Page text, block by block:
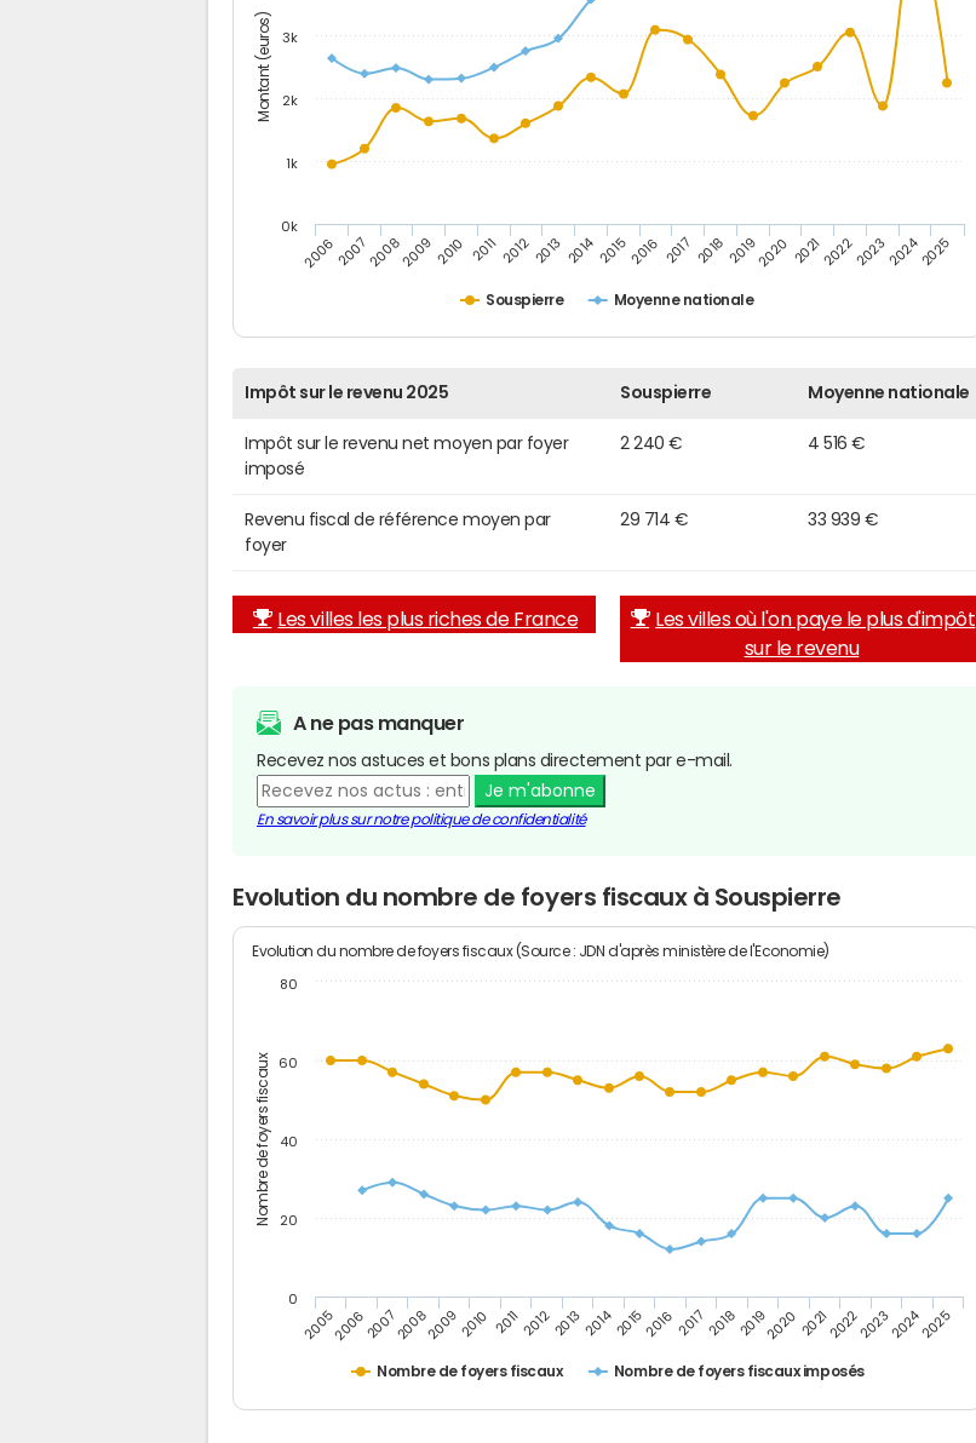
Montant (euros)
Souspierre Moyenne nationale
20062007200820092010 2011 20122013 201420152016 2017 201820192020 20212022202320242025
0k
1k
2k
3k
Impôt sur le revenu 2025 Souspierre Moyenne nationale
Impôt sur le revenu net moyen par foyer
imposé
2 240 € 4 516 €
Revenu fiscal de référence moyen par
foyer
29 714 € 33 939 €
Les villes les plus riches de France
Les villes où l'on paye le plus d'impôt
sur le revenu
A ne pas manquer
Recevez nos astuces et bons plans directement par e-mail.
Je m'abonne
En savoir plus sur notre politique de confidentialité
Evolution du nombre de foyers fiscaux à Souspierre
Nombre de foyers fiscaux
Evolution du nombre de foyers fiscaux (Source : JDN d'après ministère de l'Economie)
Nombre de foyers fiscaux Nombre de foyers fiscaux imposés
200520062007200820092010 201120122013201420152016 2017 20182019202020212022202320242025
0
20
40
60
80